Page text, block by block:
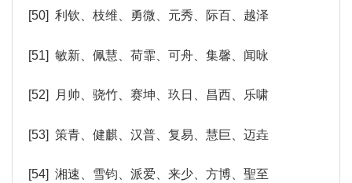
[50] 利钦、枝维、勇微、元秀、际百、越泽
[51] 敏新、佩慧、荷霏、可舟、集馨、闻咏
[52] 月帅、骁竹、赛坤、玖日、昌西、乐啸
[53] 策青、健麒、汉普、复易、慧巨、迈垚
[54] 湘速、雪钧、派爱、来少、方博、聖至